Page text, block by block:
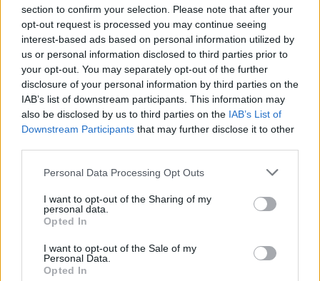
section to confirm your selection. Please note that after your
opt-out request is processed you may continue seeing
interest-based ads based on personal information utilized by
us or personal information disclosed to third parties prior to
your opt-out. You may separately opt-out of the further
disclosure of your personal information by third parties on the
IAB’s list of downstream participants. This information may
also be disclosed by us to third parties on the IAB’s List of
Downstream Participants that may further disclose it to other
Personal Data Processing Opt Outs
I want to opt-out of the Sharing of my
personal data.
Opted In
I want to opt-out of the Sale of my
Personal Data.
Opted In
lägga förväntningarna åt
sidan när världseliten
samlas i irländska Limerick
försäkringsbolag
REPORTAGE 2026-08-06 KL.
Emma Tryti öppnar
upp ateljén för
keramikkurser
Konstnären i Åsta satsar på
keramikkurs på hemmaplan
SPORT 2026-08-06 KL. 08:36
berömmer årets
Vallentuna Hockey bland de fem
klubbar som värvat bäst inför